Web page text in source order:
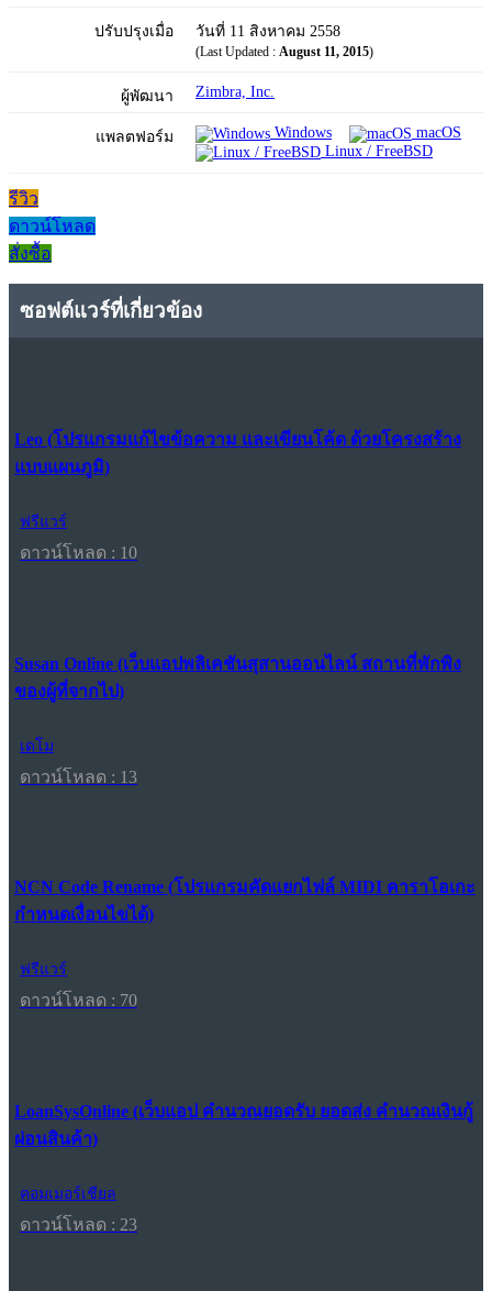
ปรับปรุงเมื่อ วันที่ 11 สิงหาคม 2558
(Last Updated : August 11, 2015)
ผู้พัฒนา Zimbra, Inc.
แพลตฟอร์ม Windows
macOS
Linux / FreeBSD
รีวิว
ดาวน์โหลด
สั่งซื้อ
ซอฟต์แวร์ที่เกี่ยวข้อง
Leo (โปรแกรมแก้ไขข้อความ และเขียนโค้ด ด้วยโครงสร้าง
แบบแผนภูมิ)
ฟรีแวร์
ดาวน์โหลด : 10
Susan Online (เว็บแอปพลิเคชันสุสานออนไลน์ สถานที่พักพิง
ของผู้ที่จากไป)
เดโม
ดาวน์โหลด : 13
NCN Code Rename (โปรแกรมคัดแยกไฟล์ MIDI คาราโอเกะ
กำหนดเงื่อนไขได้)
ฟรีแวร์
ดาวน์โหลด : 70
LoanSysOnline (เว็บแอป คำนวณยอดรับ ยอดส่ง คำนวณเงินกู้
ผ่อนสินค้า)
คอมเมอร์เชียล
ดาวน์โหลด : 23